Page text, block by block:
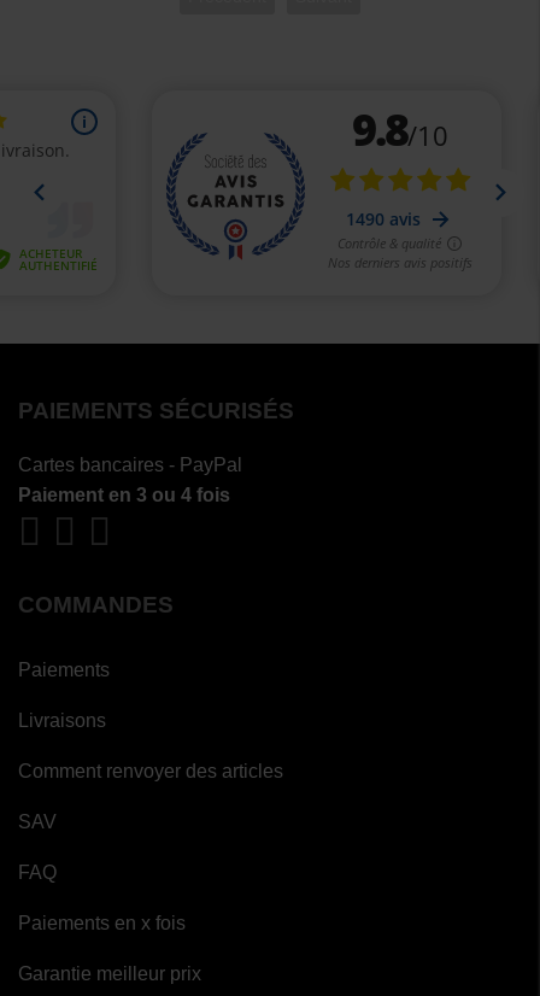
PAIEMENTS SÉCURISÉS
Cartes bancaires - PayPal
Paiement en 3 ou 4 fois
COMMANDES
Paiements
Livraisons
Comment renvoyer des articles
SAV
FAQ
Paiements en x fois
Garantie meilleur prix